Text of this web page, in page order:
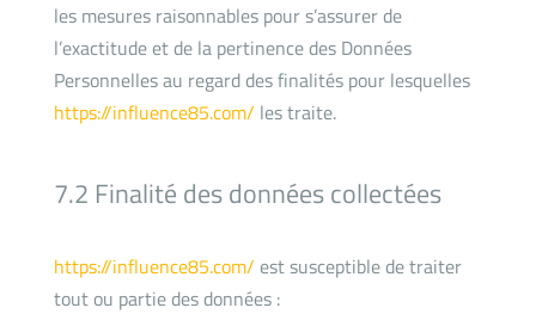
les mesures raisonnables pour s’assurer de
l’exactitude et de la pertinence des Données
Personnelles au regard des finalités pour lesquelles
https://influence85.com/ les traite.
7.2 Finalité des données collectées
https://influence85.com/ est susceptible de traiter
tout ou partie des données :